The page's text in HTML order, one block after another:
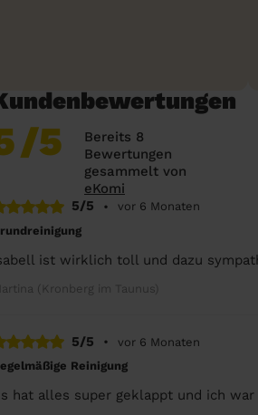
/5
Bereits 8
Bewertungen
gesammelt von
eKomi
5/5
•
vor 6 Monaten
ist wirklich toll und dazu
(Kronberg im Taunus)
5/5 •
vor 6 Monaten
Reinigung
hat alles super geklappt und ich